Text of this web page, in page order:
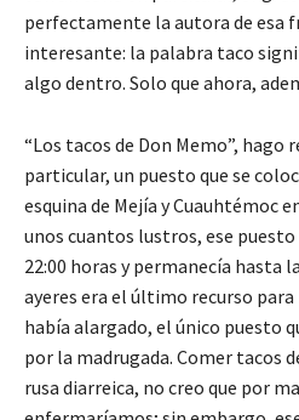
perfectamente la autora de esa
interesante: la palabra taco
algo dentro. Solo que ahora,
“Los tacos de Don Memo”, hago
particular, un puesto que se
esquina de Mejía y Cuauhtémoc
unos cuantos lustros, ese
22:00 horas y permanecía hasta
ayeres era el último recurso
había alargado, el único puesto
por la madrugada. Comer tacos
rusa diarreica, no creo que por